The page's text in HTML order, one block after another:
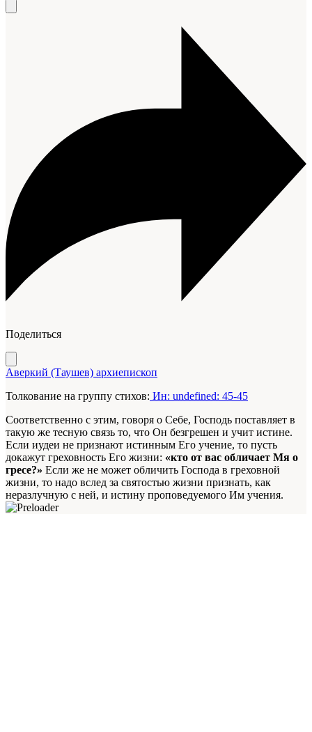
Поделиться
Аверкий (Таушев) архиепископ
Толкование на группу стихов: Ин: undefined: 45-45
Соответственно с этим, говоря о Себе, Господь поставляет в
такую же тесную связь то, что Он безгрешен и учит истине.
Если иудеи не признают истинным Его учение, то пусть
докажут греховность Его жизни: «кто от вас обличает Мя о
гресе?» Если же не может обличить Господа в греховной
жизни, то надо вслед за святостью жизни признать, как
неразлучную с ней, и истину проповедуемого Им учения.